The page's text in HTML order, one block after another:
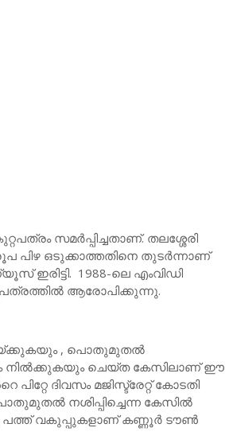
സമര്‍പ്പിച്ചതാണ്. തലശ്ശേരി
പിഴ ഒടുക്കാത്തതിനെ തുടര്‍ന്നാണ്
ഇരിട്ടി. 1988-ലെ എംവിഡി
ആരോപിക്കുന്നു.
, പൊതുമുതല്‍
നില്‍ക്കുകയും ചെയ്ത കേസിലാണ് ഈ
ദിവസം മജിസ്ട്രേറ്റ് കോടതി
നശിപ്പിച്ചെന്ന കേസില്‍
പത്ത് വകുപ്പുകളാണ് കണ്ണൂര്‍ ടൗണ്‍